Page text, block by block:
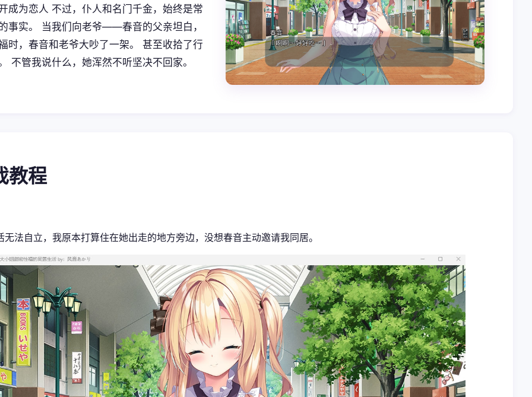
成为恋人 不过，仆人和名门千金，始终是常
事实。 当我们向老爷——春音的父亲坦白，
时，春音和老爷大吵了一架。 甚至收拾了行
不管我说什么，她浑然不听坚决不回家。
教程
无法自立，我原本打算住在她出走的地方旁边，没想春音主动邀请我同居。